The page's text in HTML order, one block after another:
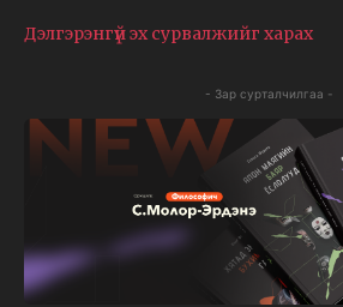
Дэлгэрэнгүй эх сурвалжийг харах
- Зар сурталчилгаа -